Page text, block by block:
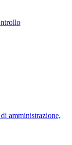
amministrazione,